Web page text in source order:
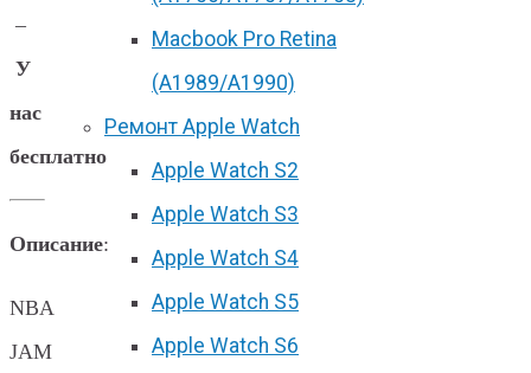
Macbook Pro Retina
(А1989/A1990)
Ремонт Apple Watch
Apple Watch S2
Apple Watch S3
Apple Watch S4
Apple Watch S5
Apple Watch S6
–
У
нас
бесплатно
Описание:
NBA
JAM